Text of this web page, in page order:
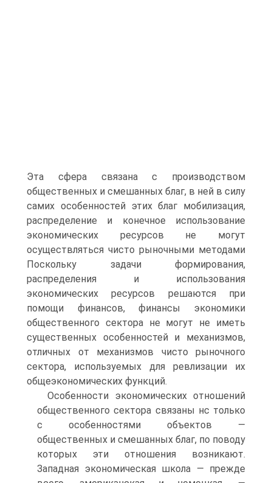
Эта сфера связана с производством
общественных и смешанных благ, в ней в силу
самих особенностей этих благ мобилизация,
распределение и конечное использование
экономических ресурсов не могут
осуществляться чисто рыночными методами
Поскольку задачи формирования,
распределения и использования
экономических ресурсов решаются при
помощи финансов, финансы экономики
общественного сектора не могут не иметь
существенных особенностей и механизмов,
отличных от механизмов чисто рыночного
сектора, используемых для ревлизации их
общеэкономических функций.
Особенности экономических отношений
общественного сектора связаны нс только
с особенностями объектов —
общественных и смешанных благ, по поводу
которых эти отношения возникают.
Западная экономическая школа — прежде